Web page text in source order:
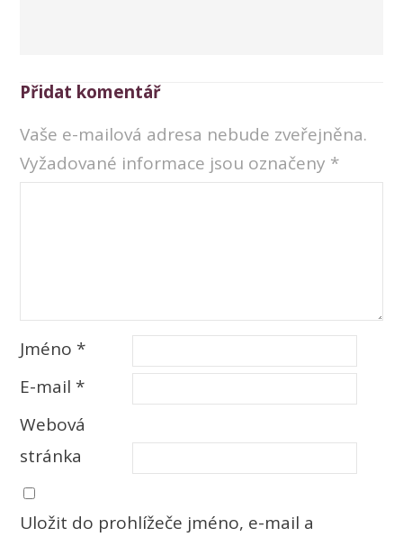
Přidat komentář
Vaše e-mailová adresa nebude zveřejněna.
Vyžadované informace jsou označeny *
Jméno *
E-mail *
Webová
stránka
Uložit do prohlížeče jméno, e-mail a